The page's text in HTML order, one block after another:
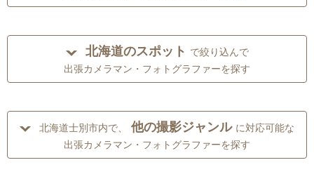
北海道のスポット で絞り込んで
出張カメラマン・フォトグラファーを探す
北海道士別市内で、 他の撮影ジャンル に対応可能な
出張カメラマン・フォトグラファーを探す